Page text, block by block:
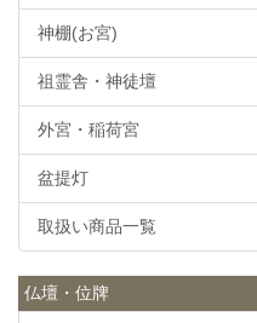
神棚(お宮)
祖霊舎・神徒壇
外宮・稲荷宮
盆提灯
取扱い商品一覧
仏壇・位牌